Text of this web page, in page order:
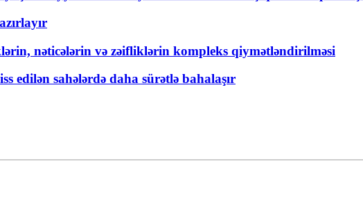
nəticələrin və zəifliklərin kompleks qiymətləndirilməsi
edilən sahələrdə daha sürətlə bahalaşır